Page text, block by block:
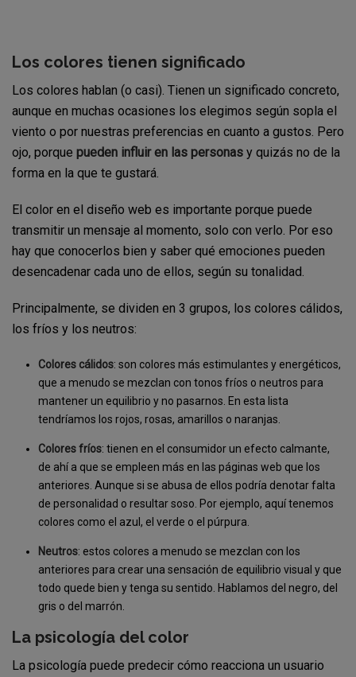
Los colores tienen significado
Los colores hablan (o casi). Tienen un significado concreto,
aunque en muchas ocasiones los elegimos según sopla el
viento o por nuestras preferencias en cuanto a gustos. Pero
ojo, porque pueden influir en las personas y quizás no de la
forma en la que te gustará.
El color en el diseño web es importante porque puede
transmitir un mensaje al momento, solo con verlo. Por eso
hay que conocerlos bien y saber qué emociones pueden
desencadenar cada uno de ellos, según su tonalidad.
Principalmente, se dividen en 3 grupos, los colores cálidos,
los fríos y los neutros:
Colores cálidos: son colores más estimulantes y energéticos,
que a menudo se mezclan con tonos fríos o neutros para
mantener un equilibrio y no pasarnos. En esta lista
tendríamos los rojos, rosas, amarillos o naranjas.
Colores fríos: tienen en el consumidor un efecto calmante,
de ahí a que se empleen más en las páginas web que los
anteriores. Aunque si se abusa de ellos podría denotar falta
de personalidad o resultar soso. Por ejemplo, aquí tenemos
colores como el azul, el verde o el púrpura.
Neutros: estos colores a menudo se mezclan con los
anteriores para crear una sensación de equilibrio visual y que
todo quede bien y tenga su sentido. Hablamos del negro, del
gris o del marrón.
La psicología del color
La psicología puede predecir cómo reacciona un usuario